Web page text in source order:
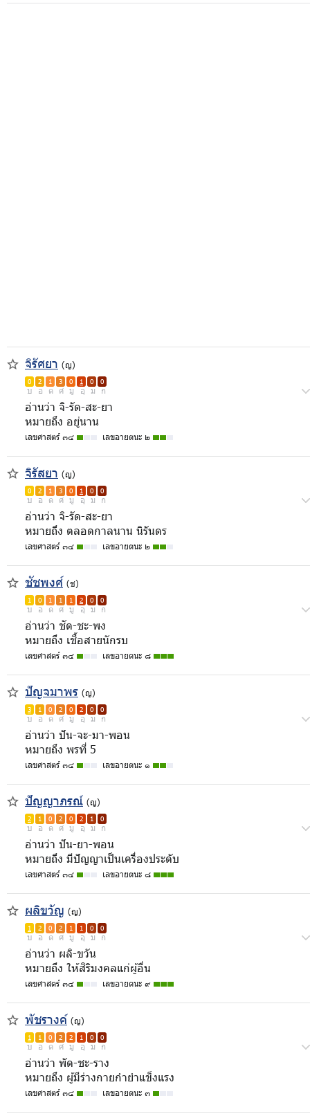
จิรัศยา (ญ)
0 2 1 3 0 1 0 0
บ อ ด ศ มู อุ ม ก
อ่านว่า จิ-รัด-สะ-ยา
หมายถึง อยู่นาน
เลขศาสตร์ ๓๔ เลขอายตนะ ๒
จิรัสยา (ญ)
0 2 1 3 0 1 0 0
บ อ ด ศ มู อุ ม ก
อ่านว่า จิ-รัด-สะ-ยา
หมายถึง ตลอดกาลนาน นิรันดร
เลขศาสตร์ ๓๔ เลขอายตนะ ๒
ชัชพงศ์ (ช)
1 0 1 1 1 2 0 0
บ อ ด ศ มู อุ ม ก
อ่านว่า ชัด-ชะ-พง
หมายถึง เชื้อสายนักรบ
เลขศาสตร์ ๓๔ เลขอายตนะ ๘
ปัญจมาพร (ญ)
3 1 0 2 0 2 0 0
บ อ ด ศ มู อุ ม ก
อ่านว่า ปัน-จะ-มา-พอน
หมายถึง พรที่ 5
เลขศาสตร์ ๓๔ เลขอายตนะ ๑
ปัญญาภรณ์ (ญ)
2 1 0 2 0 2 1 0
บ อ ด ศ มู อุ ม ก
อ่านว่า ปัน-ยา-พอน
หมายถึง มีปัญญาเป็นเครื่องประดับ
เลขศาสตร์ ๓๔ เลขอายตนะ ๘
ผลิขวัญ (ญ)
1 2 0 2 1 1 0 0
บ อ ด ศ มู อุ ม ก
อ่านว่า ผลิ-ขวัน
หมายถึง ให้สิริมงคลแก่ผู้อื่น
เลขศาสตร์ ๓๔ เลขอายตนะ ๙
พัชรางค์ (ญ)
1 1 0 2 2 1 0 0
บ อ ด ศ มู อุ ม ก
อ่านว่า พัด-ชะ-ราง
หมายถึง ผู้มีร่างกายกำยำแข็งแรง
เลขศาสตร์ ๓๔ เลขอายตนะ ๓